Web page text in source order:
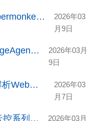
Chrome系列12 - Vue Tampermonkey操作知识库合集
2026年03
月9日
Chrome系列11-Alibaba PageAgent项目拆解
2026年03月
9日
Chrome系列8：如何有效解析Web页面内容让AI分析
2026年03
月7日
Chrome系列7：ScriptCat云控系列需求汇总 2026年03月